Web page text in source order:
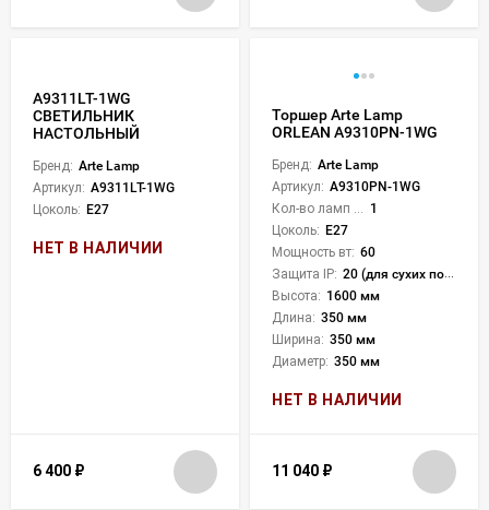
A9311LT-1WG
СВЕТИЛЬНИК
НАСТОЛЬНЫЙ
Бренд: Arte Lamp
Артикул: A9311LT-1WG
Цоколь: E27
НЕТ В НАЛИЧИИ
6 400 ₽
Торшер Arte Lamp
ORLEAN A9310PN-1WG
Бренд: Arte Lamp
Артикул: A9310PN-1WG
1
Цоколь: E27
Мощность вт: 60
Защита IP: 20 (для сухих пом.)
Высота: 1600 мм
Длина: 350 мм
Ширина: 350 мм
Диаметр: 350 мм
НЕТ В НАЛИЧИИ
11 040 ₽